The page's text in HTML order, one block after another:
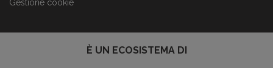
Gestione cookie
È UN ECOSISTEMA DI